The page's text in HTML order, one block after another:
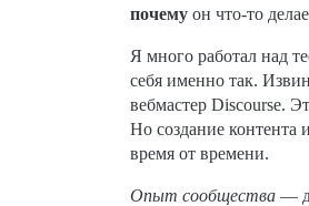
почему он что-то
Я много работал над
себя именно так.
вебмастер Discourse.
Но создание контента
время от времени.
Опыт сообщества —